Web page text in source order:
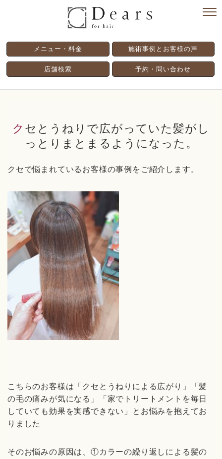
メニュー・料金 施術事例とお客様の声
店舗検索 予約・問い合わせ
クセとうねりで広がっていた髪がし
っとりまとまるようになった。
クセで悩まれているお客様の事例をご紹介します。
こちらのお客様は「クセとうねりによる広がり」「髪
の毛の痛みが気になる」「家でトリートメントを毎日
していても効果を実感できない」とお悩みを抱えてお
りました
そのお悩みの原因は、①カラーの繰り返しによる髪の